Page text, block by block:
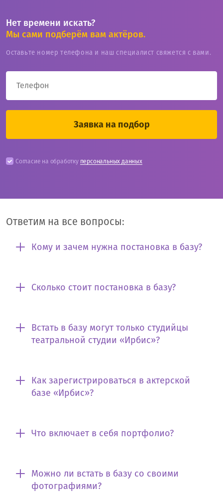
Нет времени искать?
Мы сами подберём вам актёров.
Оставьте номер телефона и наш специалист свяжется с вами.
Согласие на обработку персональных данных
Ответим на все вопросы:
Кому и зачем нужна постановка в базу?
Сколько стоит постановка в базу?
Встать в базу могут только студийцы
театральной студии «Ирбис»?
Как зарегистрироваться в актерской
базе «Ирбис»?
Что включает в себя портфолио?
Можно ли встать в базу со своими
фотографиями?